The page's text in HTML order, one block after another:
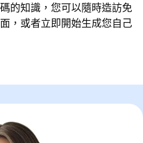
的知識，您可以隨時造訪免
，或者立即開始生成您自己